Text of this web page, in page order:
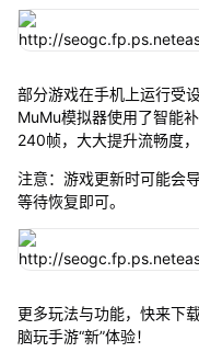
部分游戏在手机上运行受
MuMu模拟器使用了智能
240帧，大大提升流畅度
注意：游戏更新时可能会
等待恢复即可。
更多玩法与功能，快来下
脑玩手游“新”体验！